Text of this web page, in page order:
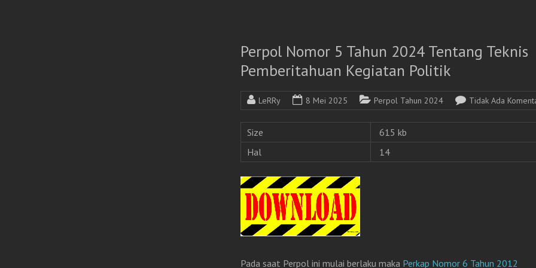
Perpol Nomor 5 Tahun 2024 Tentang Teknis
Pemberitahuan Kegiatan Politik
LeRRy 8 Mei 2025 Perpol Tahun 2024 Tidak Ada
Size
615 kb
Hal
14
Pada saat Perpol ini mulai berlaku maka Perkap Nomor 6 Tahun 2012